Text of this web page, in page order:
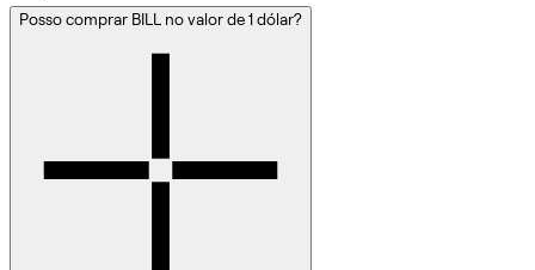
Posso comprar BILL no valor de 1 dólar?